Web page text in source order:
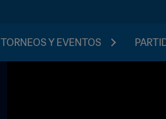
TORNEOS Y EVENTOS